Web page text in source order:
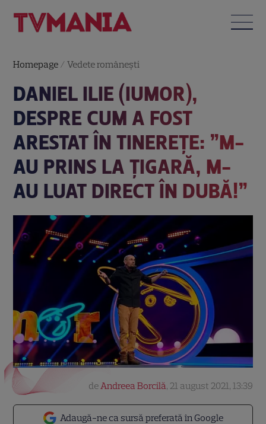
Homepage /Vedete româneşti
DANIEL ILIE (IUMOR),
DESPRE CUM A FOST
ARESTAT ÎN TINEREȚE: ”M-
AU PRINS LA ȚIGARĂ, M-
AU LUAT DIRECT ÎN DUBĂ!”
Adaugă-ne ca sursă preferată în Google
deAndreea Borcilă, 21 august 2021, 13:39